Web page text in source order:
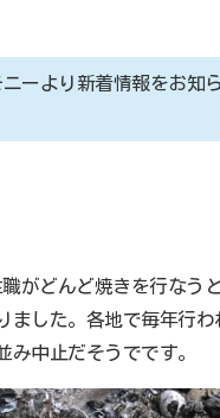
ーより新着情報をお知
がどんど焼きを行なう
ました。各地で毎年行
み中止だそうでです。